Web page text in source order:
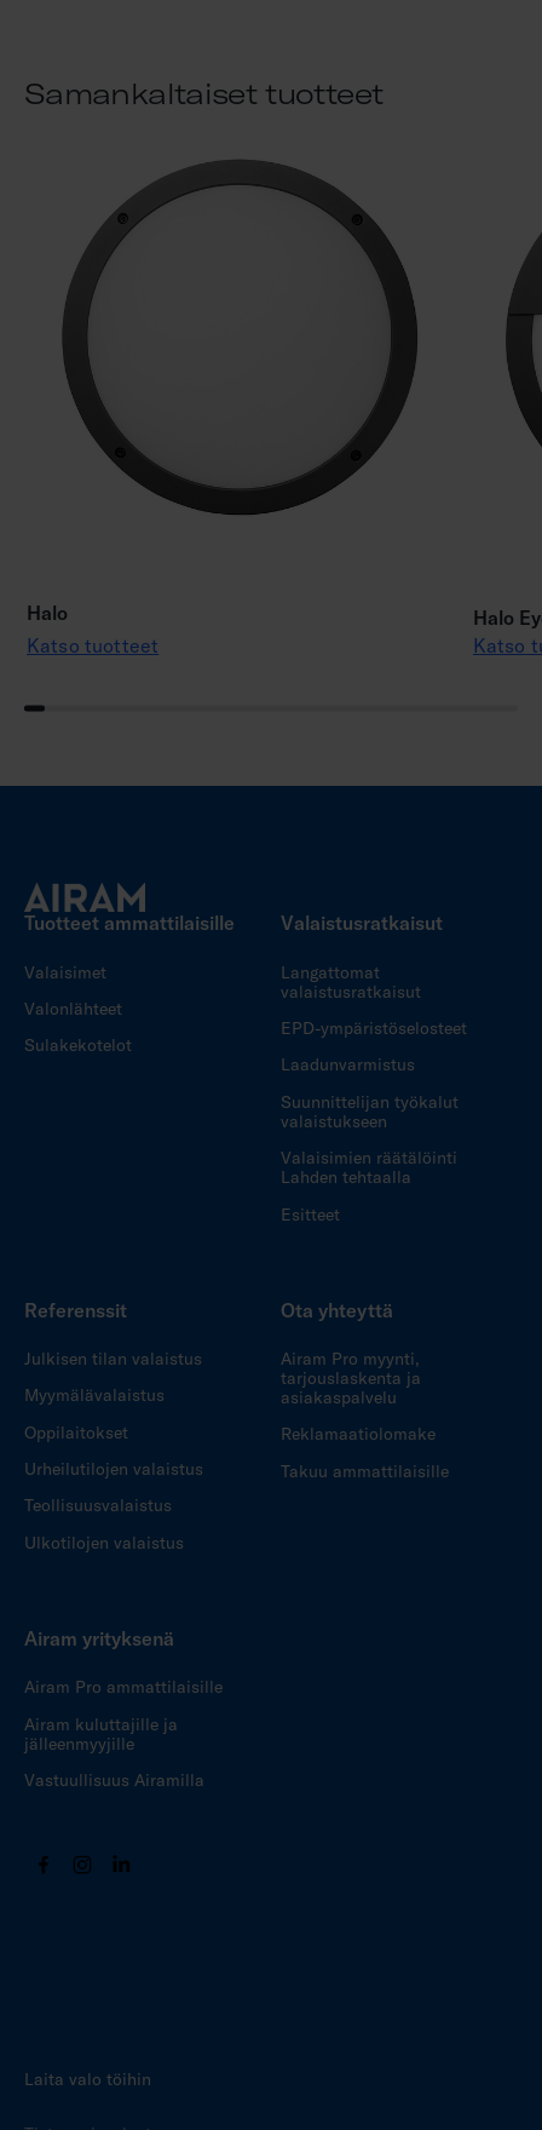
Samankaltaiset tuotteet
Halo
Katso tuotteet
Halo
Katso
Tuotteet ammattilaisille
Valaisimet
Valonlähteet
Sulakekotelot
Valaistusratkaisut
Langattomat
valaistusratkaisut
EPD-ympäristöselosteet
Laadunvarmistus
Suunnittelijan työkalut
valaistukseen
Valaisimien räätälöinti
Lahden tehtaalla
Esitteet
Referenssit
Julkisen tilan valaistus
Myymälävalaistus
Oppilaitokset
Urheilutilojen valaistus
Teollisuusvalaistus
Ulkotilojen valaistus
Ota yhteyttä
Airam Pro myynti,
tarjouslaskenta ja
asiakaspalvelu
Reklamaatiolomake
Takuu ammattilaisille
Airam yrityksenä
Airam Pro ammattilaisille
Airam kuluttajille ja
jälleenmyyjille
Vastuullisuus Airamilla
Laita valo töihin